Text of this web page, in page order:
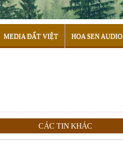
MEDIA ĐẤT VIỆT HOA SEN AUDIO
CÁC TIN KHÁC